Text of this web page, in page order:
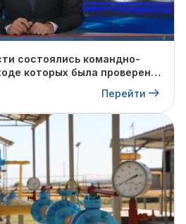
состоялись командно-
которых была проверена
Перейти